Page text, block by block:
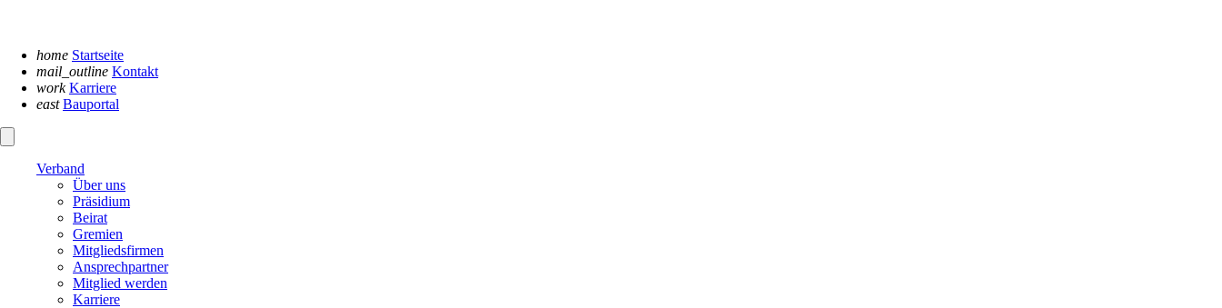
home Startseite
mail_outline Kontakt
work Karriere
east Bauportal
Verband
Über uns
Präsidium
Beirat
Gremien
Mitgliedsfirmen
Ansprechpartner
Mitglied werden
Karriere